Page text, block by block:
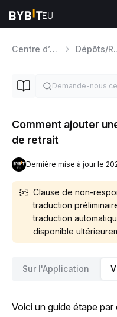
Centre d’aide
Comment ajouter
de retrait
Dernière mise à jour le
Clause de non-
traduction
traduction
disponible
Sur l'Application
Voici un guide étape par